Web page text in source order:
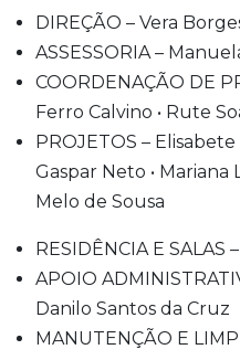
DIREÇÃO – Vera
ASSESSORIA –
COORDENAÇÃO DE
Ferro Calvino • Rute
PROJETOS –
Gaspar Neto • Mariana
Melo de Sousa
RESIDÊNCIA E
APOIO
Danilo Santos da Cruz
MANUTENÇÃO E